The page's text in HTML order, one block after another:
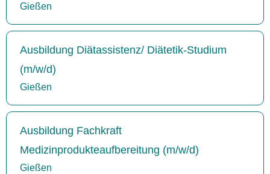
Gießen
Ausbildung Diätassistenz/ Diätetik-Studium
(m/w/d)
Gießen
Ausbildung Fachkraft
Medizinprodukteaufbereitung (m/w/d)
Gießen